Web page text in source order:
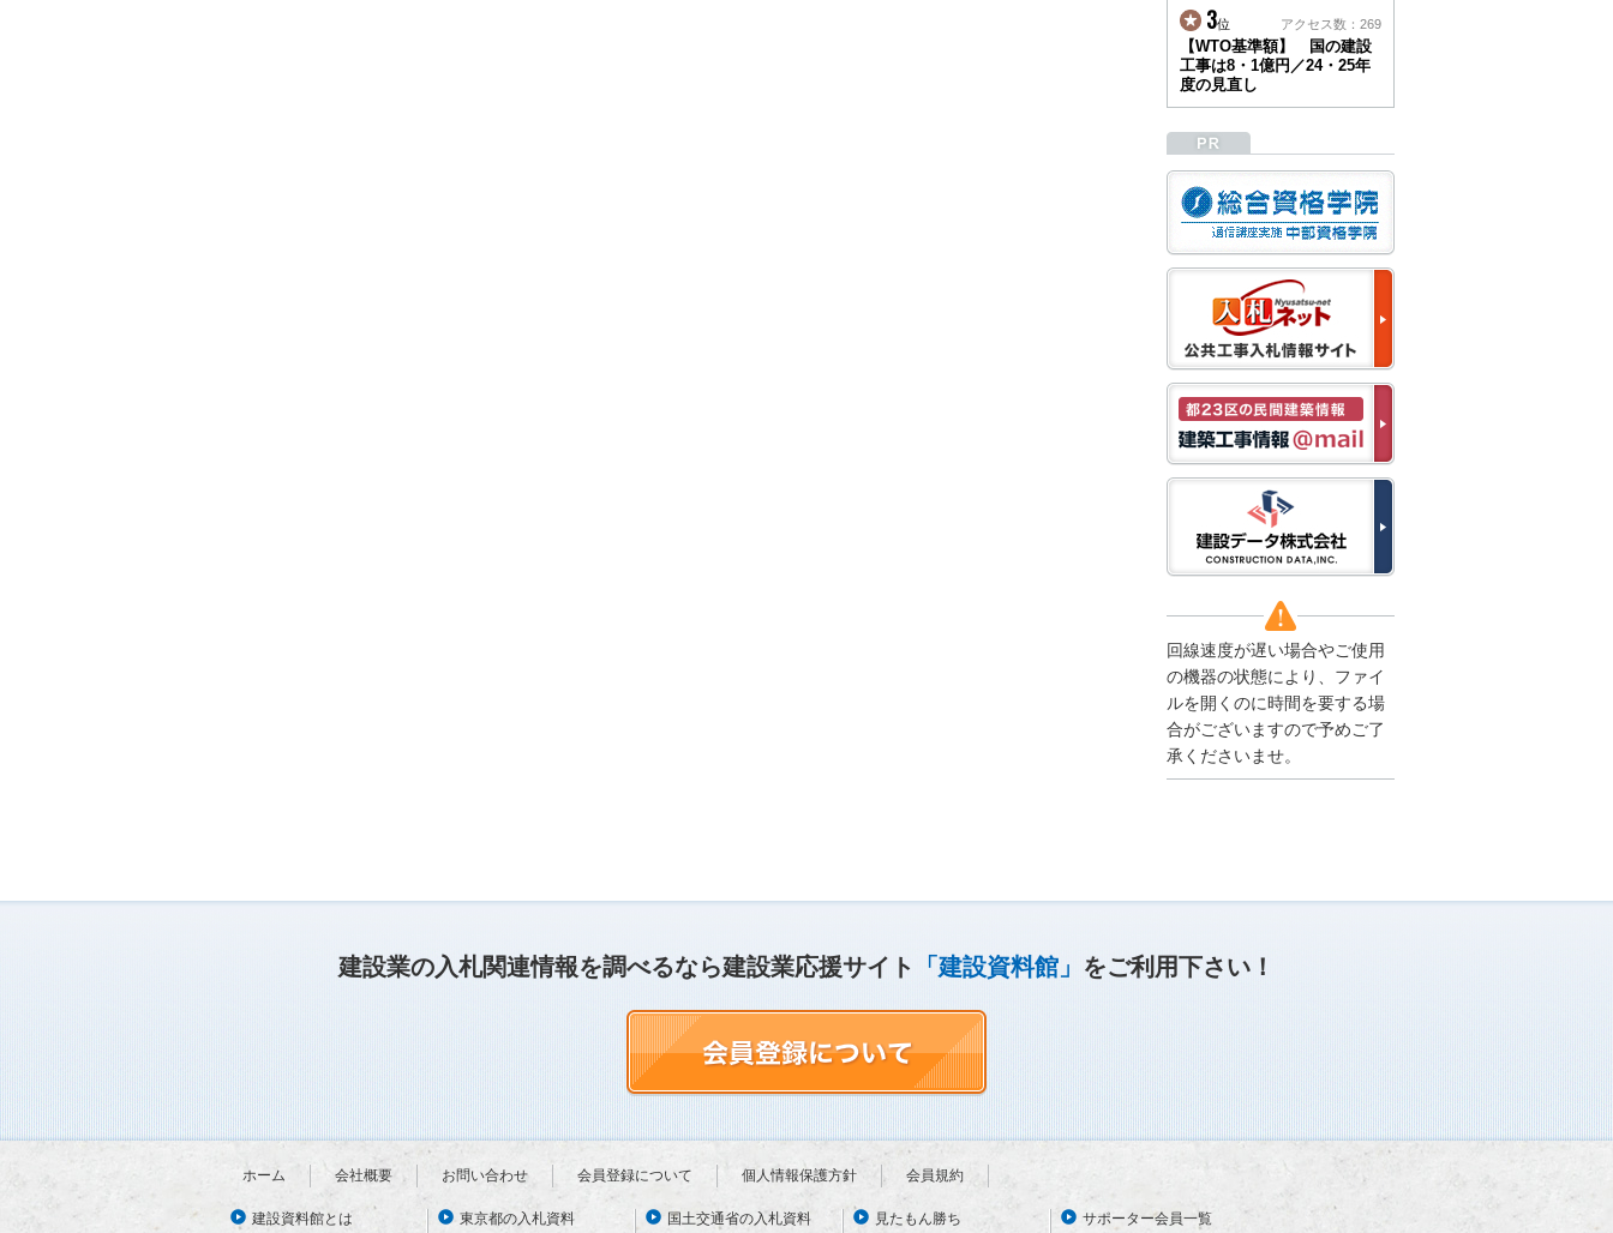
きます。
【期間】５月２日(土)～
５月１０日(日)
上記の期間、情報の更新
がされませんので、ご了
い申し上げます。
から通常通り運営いたし
ます。
2025/12/22
●年末年始に伴う情報更
新停止のお知らせ●
建設資料館をご利用いた
だき、誠に有難うござい
ます。
下記の期間につきまし
て、弊社休業のため情報
更新を停止させていただ
きます。
【期間】１２月２７日
(土)～１月４日(日)
上記の期間、情報の更新
がされませんので、ご了
承のほど、よろしくお願
なお、情報は１月５日
(月)より登録されます。
2025/08/04
●夏季休業に伴う情報更
新停止のお知らせ●
建設資料館をご利用いた
だき、誠に有難うござい
がされませんので、ご了
承のほど、よろしくお願
伴う情報更新停止のお知
らせ(04/26～04/29、05/0
ユーザー各位
3位 アクセス数：269
【WTO基準額】 国の建設
工事は8・1億円／24・25年
度の見直し
回線速度が遅い場合やご使用
の機器の状態により、ファイ
ルを開くのに時間を要する場
合がございますので予めご了
承くださいませ。
建設業の入札関連情報を調べるなら建設業応援サイト 「建設資料館」 をご利用下さい！
ホーム 会社概要 お問い合わせ 会員登録について 個人情報保護方針 会員規約
建設資料館とは 東京都の入札資料 国土交通省の入札資料 見たもん勝ち サポーター会員一覧